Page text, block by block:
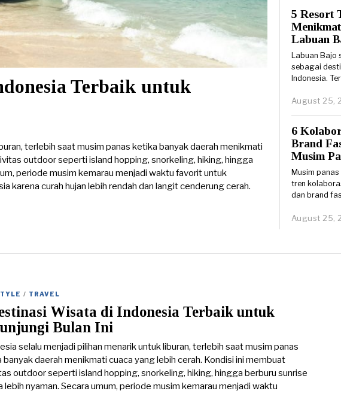
Terbaik untuk
terlebih saat musim panas ketika banyak daerah menikmati
outdoor seperti island hopping, snorkeling, hiking, hingga
periode musim kemarau menjadi waktu favorit untuk
karena curah hujan lebih rendah dan langit cenderung cerah.
5 Resort
Labuan
Labuan Bajo
sebagai
Indonesia.
August 25,
6
Brand
Musim
Musim
tren
dan brand
August 25,
/ TRAVEL
Wisata di Indonesia Terbaik untuk
Bulan Ini
selalu menjadi pilihan menarik untuk liburan, terlebih saat musim panas
banyak daerah menikmati cuaca yang lebih cerah. Kondisi ini membuat
outdoor seperti island hopping, snorkeling, hiking, hingga berburu sunrise
lebih nyaman. Secara umum, periode musim kemarau menjadi waktu